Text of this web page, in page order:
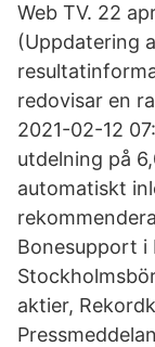
Web TV. 22
(Uppdatering
redovisar en
2021-02-12
utdelning på
automatiskt
Bonesupport i
aktier,